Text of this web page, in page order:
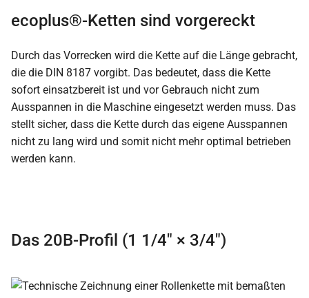
ecoplus®-Ketten sind vorgereckt
Durch das Vorrecken wird die Kette auf die Länge gebracht,
die die DIN 8187 vorgibt. Das bedeutet, dass die Kette
sofort einsatzbereit ist und vor Gebrauch nicht zum
Ausspannen in die Maschine eingesetzt werden muss. Das
stellt sicher, dass die Kette durch das eigene Ausspannen
nicht zu lang wird und somit nicht mehr optimal betrieben
werden kann.
Das 20B-Profil (1 1/4″ × 3/4″)